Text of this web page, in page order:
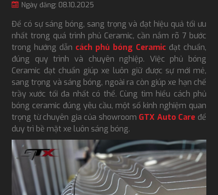
Ngày đăng: 08.10.2025
Để có sự sáng bóng, sang trọng và đạt hiệu quả tối ưu
nhất trong quá trình phủ Ceramic, cần nắm rõ 7 bước
trong hướng dẫn cách phủ bóng Ceramic đạt chuẩn,
đúng quy trình và chuyên nghiệp. Việc phủ bóng
Ceramic đạt chuẩn giúp xe luôn giữ được sự mới mẻ,
sang trọng và sáng bóng, ngoài ra còn giúp xe hạn chế
trầy xước tối đa nhất có thể. Cùng tìm hiểu cách phủ
bóng ceramic đúng yêu cầu, một số kinh nghiệm quan
trọng từ chuyên gia của showroom GTX Auto Care để
duy trì bề mặt xe luôn sáng bóng.